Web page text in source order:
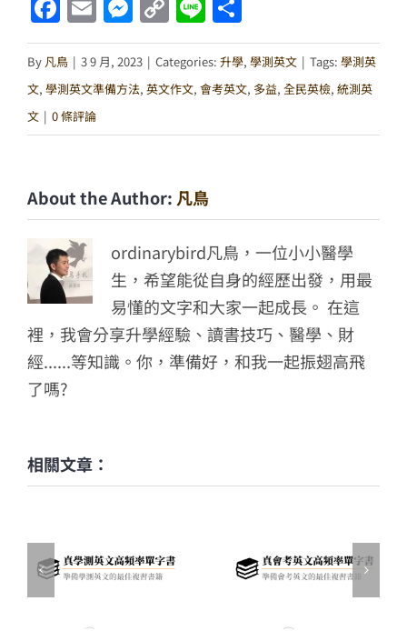
Link 享
By 凡鳥 | 3 9 月, 2023 | Categories: 升學, 學測英文 | Tags: 學測英
文, 學測英文準備方法, 英文作文, 會考英文, 多益, 全民英檢, 統測英
文 | 0 條評論
About the Author: 凡鳥
ordinarybird凡鳥，一位小小醫學
生，希望能從自身的經歷出發，用最
易懂的文字和大家一起成長。 在這
裡，我會分享升學經驗、讀書技巧、醫學、財
經......等知識。你，準備好，和我一起振翅高飛
了嗎?
相關文章：